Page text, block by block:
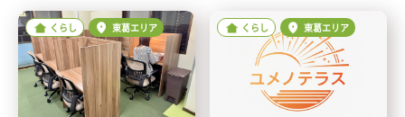
くらし 東葛エリア くらし 東葛エリア